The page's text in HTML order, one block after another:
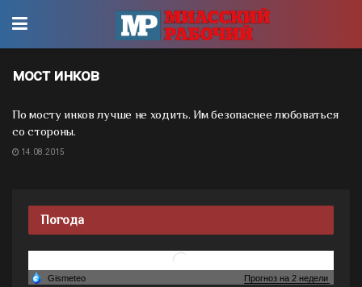
мост инков
По мосту инков лучше не ходить. Им безопаснее любоваться
со стороны.
14.08.2015
Погода